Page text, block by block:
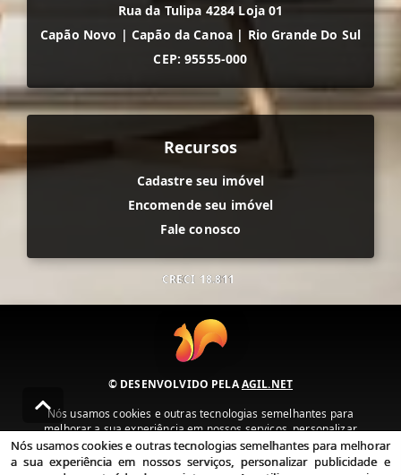
Rua da Tulipa 4284 Loja 01
Capão Novo | Capão da Canoa | Rio Grande Do Sul
CEP: 95555-000
Recursos
Cadastre seu imóvel
Encomende seu imóvel
Fale conosco
CRECI 18.811
© DESENVOLVIDO PELAAGIL.NET
Nós usamos cookies e outras tecnologias semelhantes para
melhorar a sua experiência em nossos serviços, personalizar
publicidade e recomendar conteúdo de seu interesse. Ao utilizar
nossos serviços, você concorda com nossa política de privacidade e
Nós usamos cookies e outras tecnologias semelhantes para melhorar
a sua experiência em nossos serviços, personalizar publicidade e